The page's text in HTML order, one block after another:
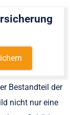
Bestandteil der
nicht nur eine